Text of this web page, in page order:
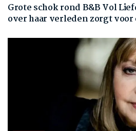
Grote schok rond B&B Vol
over haar verleden zorgt